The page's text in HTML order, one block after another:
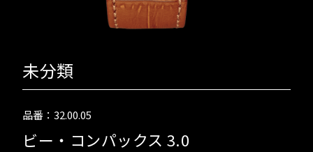
未分類
品番：32.00.05
ビー・コンパックス 3.0